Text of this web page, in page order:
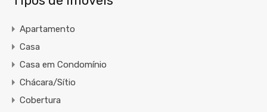
Apartamento
Casa
Casa em Condomínio
Chácara/Sítio
Cobertura